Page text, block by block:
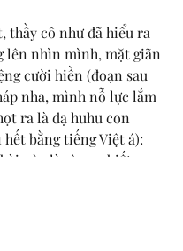
thầy cô như đã hiểu ra
lên nhìn mình, mặt giãn
cười hiền (đoạn sau
nha, mình nỗ lực lắm
ra là dạ huhu con
bằng tiếng Việt á):
bài này là gì con biết